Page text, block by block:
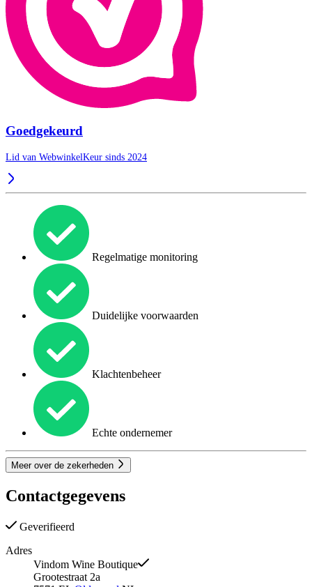
Goedgekeurd
Lid van WebwinkelKeur sinds 2024
Regelmatige monitoring
Duidelijke voorwaarden
Klachtenbeheer
Echte ondernemer
Meer over de zekerheden
Contactgegevens
Geverifieerd
Adres
Vindom Wine Boutique
Grootestraat 2a